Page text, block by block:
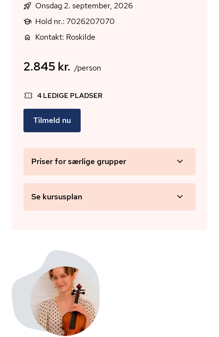
Onsdag 2. september, 2026
Hold nr.: 7026207070
Kontakt: Roskilde
2.845 kr. /person
4 LEDIGE PLADSER
Tilmeld nu
Priser for særlige grupper
Se kursusplan